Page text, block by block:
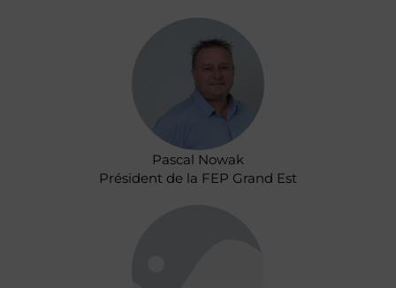
Pascal Nowak
Président de la FEP Grand Est